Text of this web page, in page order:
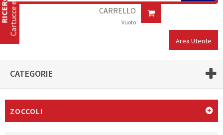
CARRELLO
Vuoto
Area Utente
CATEGORIE
ZOCCOLI